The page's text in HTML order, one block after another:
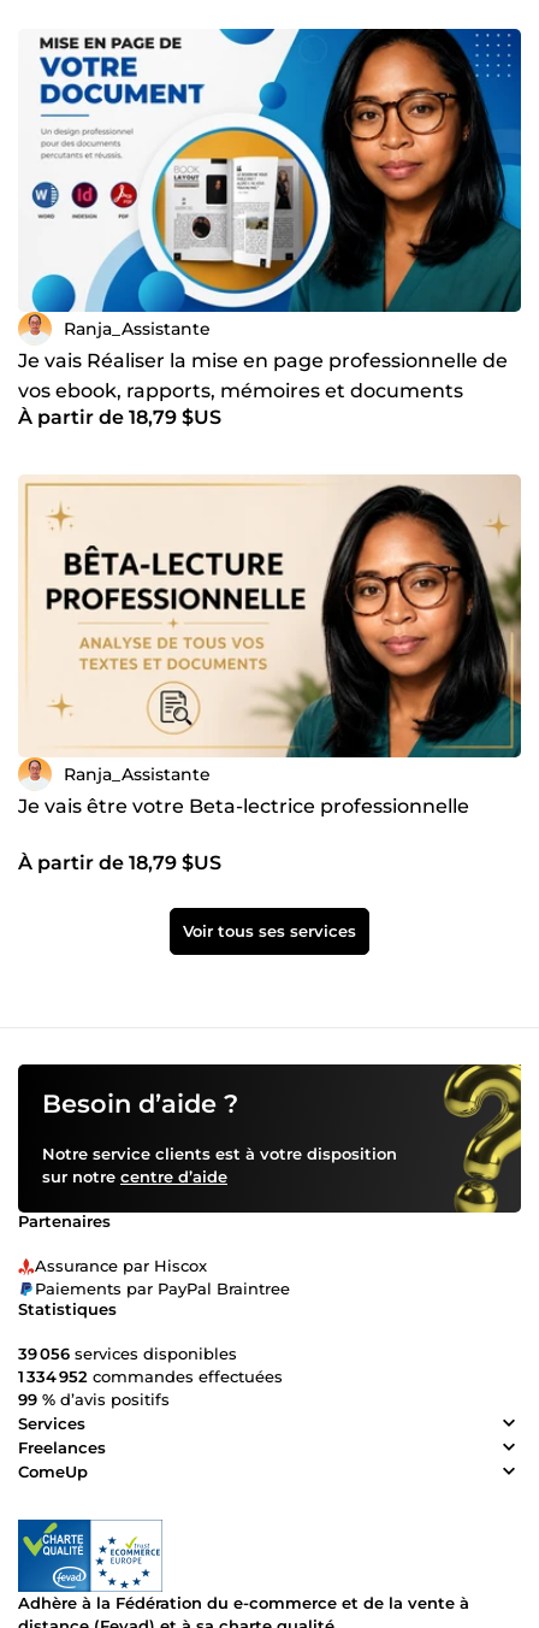
Ranja_Assistante
Je vais Réaliser la mise en page professionnelle de
vos ebook, rapports, mémoires et documents
À partir de 18,79 $US
Ranja_Assistante
Je vais être votre Beta-lectrice professionnelle
À partir de 18,79 $US
Voir tous ses services
Besoin d’aide ?
Notre service clients est à votre disposition
sur notre centre d’aide
Partenaires
Assurance par Hiscox
Paiements par PayPal Braintree
Statistiques
39 056 services disponibles
1 334 952 commandes effectuées
99 % d’avis positifs
Services
Freelances
ComeUp
Adhère à la Fédération du e-commerce et de la vente à